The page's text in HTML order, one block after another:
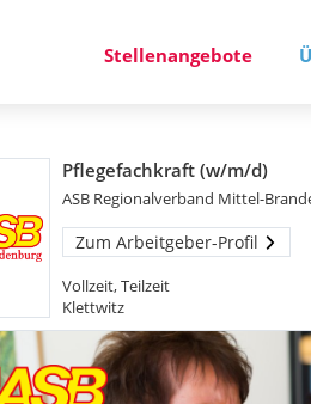
Stellenangebote
Pflegefachkraft (w/m/d)
ASB Regionalverband Mittel-
Zum Arbeitgeber-Profil
Vollzeit, Teilzeit
Klettwitz